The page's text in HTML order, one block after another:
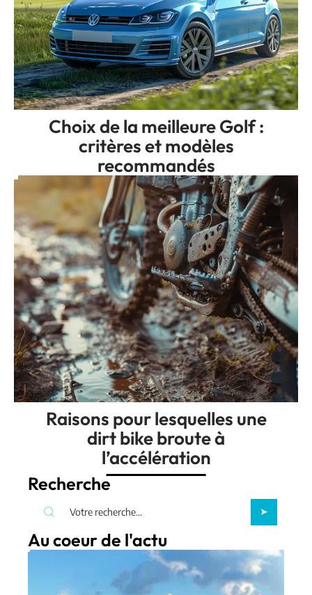
Choix de la meilleure Golf :
critères et modèles
recommandés
Raisons pour lesquelles une
dirt bike broute à
l’accélération
Recherche
Au coeur de l'actu